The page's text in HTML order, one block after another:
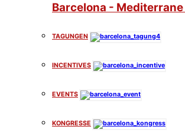
Barcelona -
TAGUNGEN
INCENTIVES
EVENTS
KONGRESSE